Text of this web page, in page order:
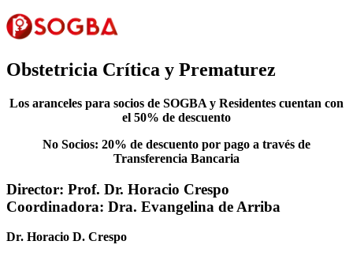
Obstetricia Crítica y Prematurez
Los aranceles para socios de SOGBA y Residentes cuentan con
el 50% de descuento
No Socios: 20% de descuento por pago a través de
Transferencia Bancaria
Director: Prof. Dr. Horacio Crespo
Coordinadora: Dra. Evangelina de Arriba
Dr. Horacio D. Crespo